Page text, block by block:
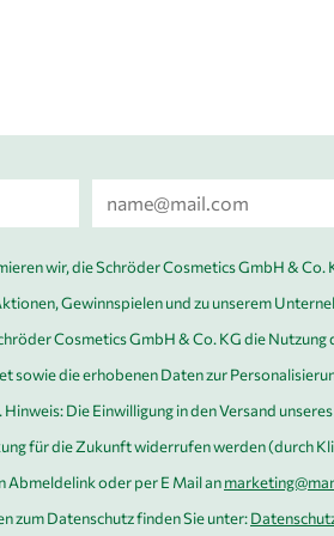
Mail
*
wir, die Schröder Cosmetics GmbH & Co.
Gewinnspielen und zu unserem
Cosmetics GmbH & Co. KG die Nutzung
sowie die erhobenen Daten zur
Die Einwilligung in den Versand unseres
für die Zukunft widerrufen werden (durch
oder per E Mail an
zum Datenschutz finden Sie unter: